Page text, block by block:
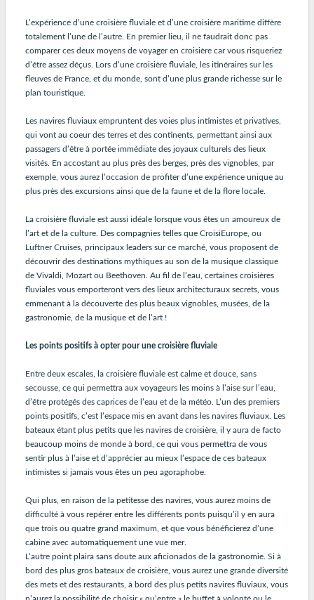
L’expérience d’une croisière fluviale et d’une croisière maritime diffère
totalement l’une de l’autre. En premier lieu, il ne faudrait donc pas
comparer ces deux moyens de voyager en croisière car vous risqueriez
d’être assez déçus. Lors d’une croisière fluviale, les itinéraires sur les
fleuves de France, et du monde, sont d’une plus grande richesse sur le
plan touristique.
Les navires fluviaux empruntent des voies plus intimistes et privatives,
qui vont au coeur des terres et des continents, permettant ainsi aux
passagers d’être à portée immédiate des joyaux culturels des lieux
visités. En accostant au plus près des berges, près des vignobles, par
exemple, vous aurez l’occasion de profiter d’une expérience unique au
plus près des excursions ainsi que de la faune et de la flore locale.
La croisière fluviale est aussi idéale lorsque vous êtes un amoureux de
l’art et de la culture. Des compagnies telles que CroisiEurope, ou
Luftner Cruises, principaux leaders sur ce marché, vous proposent de
découvrir des destinations mythiques au son de la musique classique
de Vivaldi, Mozart ou Beethoven. Au fil de l’eau, certaines croisières
fluviales vous emporteront vers des lieux architecturaux secrets, vous
emmenant à la découverte des plus beaux vignobles, musées, de la
gastronomie, de la musique et de l’art !
Les points positifs à opter pour une croisière fluviale
Entre deux escales, la croisière fluviale est calme et douce, sans
secousse, ce qui permettra aux voyageurs les moins à l’aise sur l’eau,
d’être protégés des caprices de l’eau et de la météo. L’un des premiers
points positifs, c’est l’espace mis en avant dans les navires fluviaux. Les
bateaux étant plus petits que les navires de croisière, il y aura de facto
beaucoup moins de monde à bord, ce qui vous permettra de vous
sentir plus à l’aise et d’apprécier au mieux l’espace de ces bateaux
intimistes si jamais vous êtes un peu agoraphobe.
Qui plus, en raison de la petitesse des navires, vous aurez moins de
difficulté à vous repérer entre les différents ponts puisqu’il y en aura
que trois ou quatre grand maximum, et que vous bénéficierez d’une
cabine avec automatiquement une vue mer.
L’autre point plaira sans doute aux aficionados de la gastronomie. Si à
bord des plus gros bateaux de croisière, vous aurez une grande diversité
des mets et des restaurants, à bord des plus petits navires fluviaux, vous